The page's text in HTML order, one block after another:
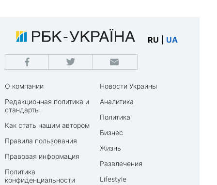
RU UA
О компании
Редакционная политика и
стандарты
Как стать нашим автором
Правила пользования
Правовая информация
Политика
конфиденциальности
Новости Украины
Аналитика
Политика
Бизнес
Жизнь
Развлечения
Lifestyle